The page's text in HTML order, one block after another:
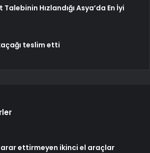
Hızlandığı Asya’da En İyi
teslim etti
ettirmeyen ikinci el araçlar